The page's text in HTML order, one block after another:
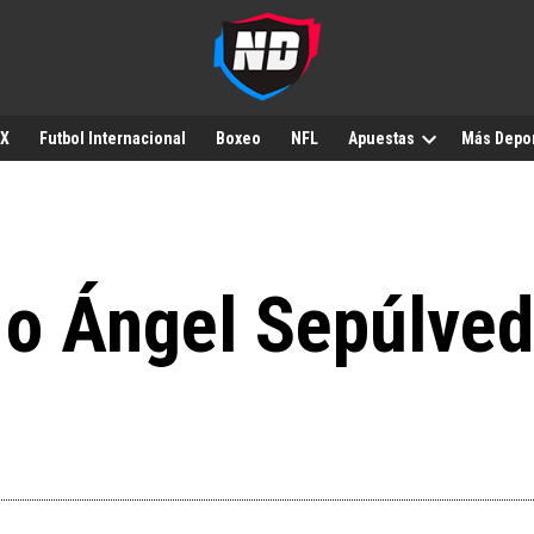
Futbol Internacional Boxeo NFL Apuestas Más
Ángel